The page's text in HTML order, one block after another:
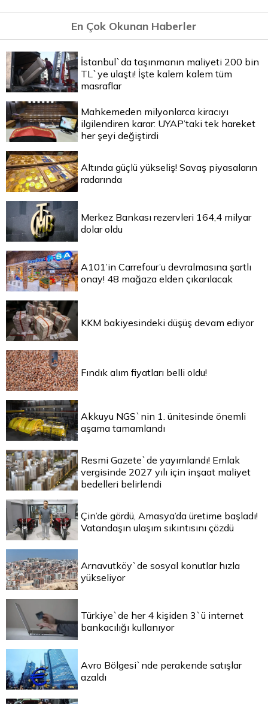
En Çok Okunan Haberler
İstanbul`da taşınmanın maliyeti 200 bin
TL`ye ulaştı! İşte kalem kalem tüm
masraflar
Mahkemeden milyonlarca kiracıyı
ilgilendiren karar: UYAP’taki tek hareket
her şeyi değiştirdi
Altında güçlü yükseliş! Savaş piyasaların
radarında
Merkez Bankası rezervleri 164,4 milyar
dolar oldu
A101’in Carrefour’u devralmasına şartlı
onay! 48 mağaza elden çıkarılacak
KKM bakiyesindeki düşüş devam ediyor
Fındık alım fiyatları belli oldu!
Akkuyu NGS`nin 1. ünitesinde önemli
aşama tamamlandı
Resmi Gazete`de yayımlandı! Emlak
vergisinde 2027 yılı için inşaat maliyet
bedelleri belirlendi
Çin’de gördü, Amasya’da üretime başladı!
Vatandaşın ulaşım sıkıntısını çözdü
Arnavutköy`de sosyal konutlar hızla
yükseliyor
Türkiye`de her 4 kişiden 3`ü internet
bankacılığı kullanıyor
Avro Bölgesi`nde perakende satışlar
azaldı